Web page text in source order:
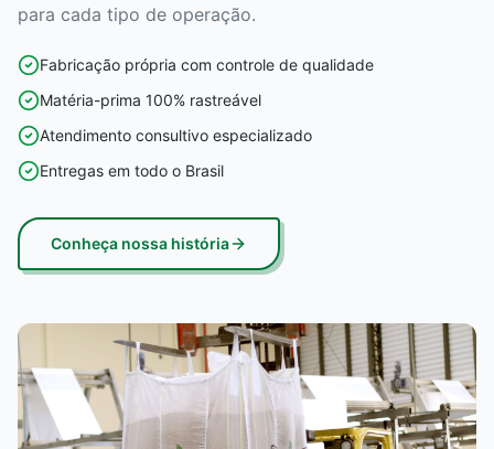
para cada tipo de operação.
Fabricação própria com controle de qualidade
Matéria-prima 100% rastreável
Atendimento consultivo especializado
Entregas em todo o Brasil
Conheça nossa história